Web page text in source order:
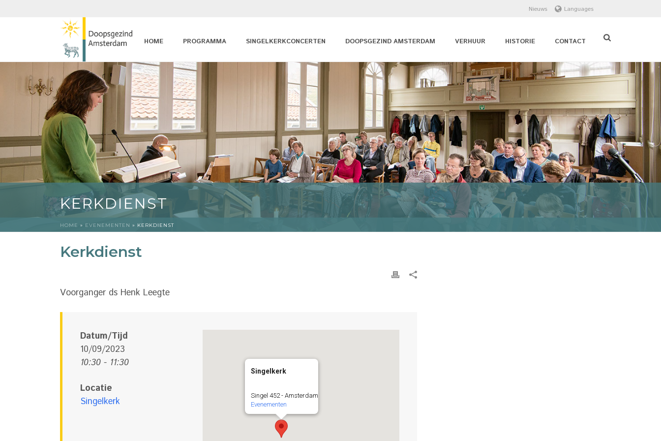
Nieuws Languages
HOME PROGRAMMA SINGELKERKCONCERTEN DOOPSGEZIND AMSTERDAM VERHUUR HISTORIE CONTACT
KERKDIENST
HOME » EVENEMENTEN » KERKDIENST
Kerkdienst
Voorganger ds Henk Leegte
Singelkerk
Singel 452 - Amsterdam
Evenementen
Datum/Tijd
10/09/2023
10:30 - 11:30
Locatie
Singelkerk